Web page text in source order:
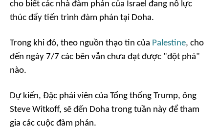
cho biết các nhà đàm phán của Israel đang nỗ lực
thúc đẩy tiến trình đàm phán tại Doha.
Trong khi đó, theo nguồn thạo tin của Palestine, cho
đến ngày 7/7 các bên vẫn chưa đạt được "đột phá"
nào.
Dự kiến, Đặc phái viên của Tổng thống Trump, ông
Steve Witkoff, sẽ đến Doha trong tuần này để tham
gia các cuộc đàm phán.